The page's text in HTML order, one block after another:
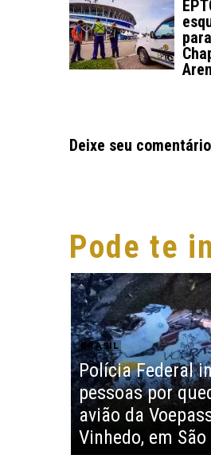
Deixe seu comentário
Pode te
BRASIL
Polícia Federal
pessoas por
avião da
Vinhedo, em